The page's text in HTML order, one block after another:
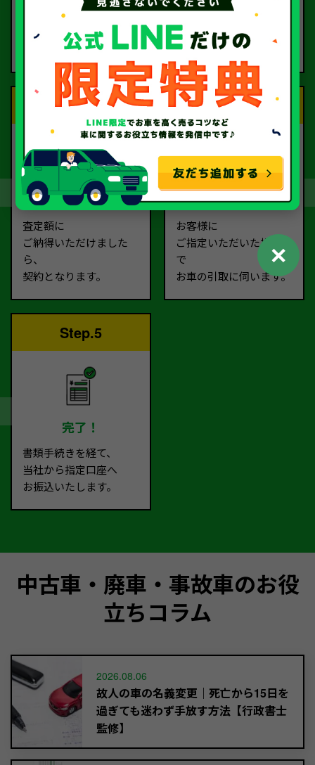
お電話または査定フォー
ムより
ご依頼ください。
査定のプロが
お電話で回答いたしま
す。
Step.3
契約
査定額に
ご納得いただけました
ら、
契約となります。
Step.4
お引取り
お客様に
ご指定いただいた場所ま
で
お車の引取に伺います。
Step.5
完了！
書類手続きを経て、
当社から指定口座へ
お振込いたします。
中古車・廃車・事故車のお役
立ちコラム
2026.08.06
故人の車の名義変更｜死亡から15日を
過ぎても迷わず手放す方法【行政書士
監修】
✕